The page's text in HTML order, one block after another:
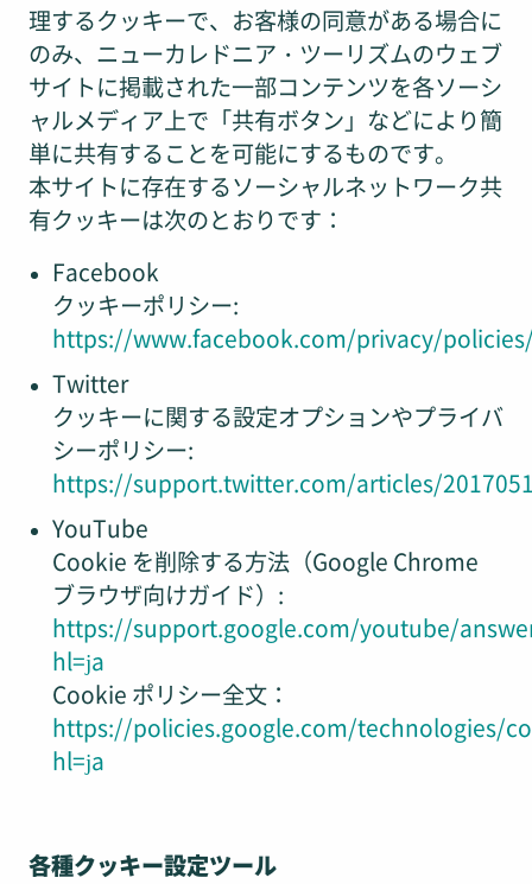
理するクッキーで、お客様の同意がある場合に
のみ、ニューカレドニア・ツーリズムのウェブ
サイトに掲載された一部コンテンツを各ソーシ
ャルメディア上で「共有ボタン」などにより簡
単に共有することを可能にするものです。
本サイトに存在するソーシャルネットワーク共
有クッキーは次のとおりです：
Facebook
クッキーポリシー:
https://www.facebook.com/privacy/
Twitter
クッキーに関する設定オプションやプライバ
シーポリシー:
https://support.twitter.com/articles/
YouTube
Cookie を削除する方法（Google Chrome
ブラウザ向けガイド）:
https://support.google.com/youtube/
hl=ja
Cookie ポリシー全文：
https://policies.google.com/technologies/
hl=ja
各種クッキー設定ツール